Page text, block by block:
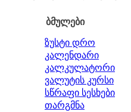
ბმულები
ზუსტი დრო
კალენდარი
კალკულატორი
ვალუტის კურსი
სწრაფი სესხები
თარგმნა